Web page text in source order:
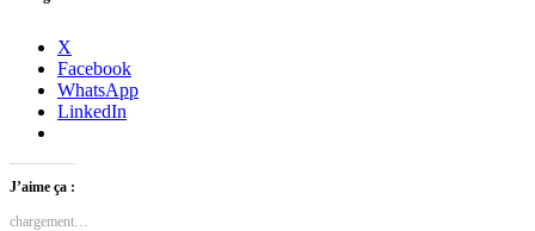
X
Facebook
WhatsApp
LinkedIn
J’aime ça :
chargement…